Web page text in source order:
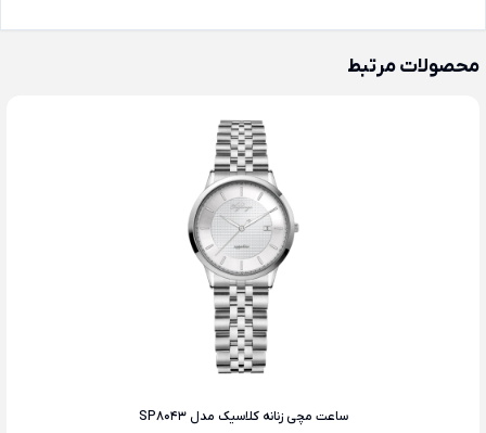
محصولات مرتبط
ساعت مچی زنانه کلاسیک مدل SP8043